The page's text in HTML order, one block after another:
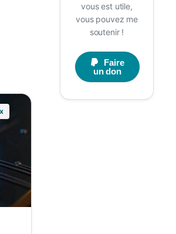
vous est utile,
vous pouvez me
soutenir !
Faire
un don